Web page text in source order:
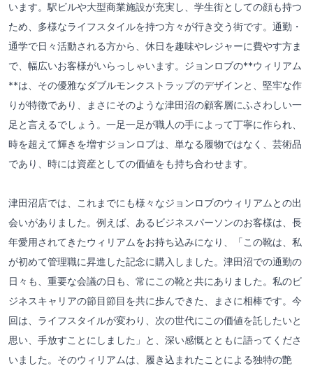
います。駅ビルや大型商業施設が充実し、学生街としての顔も持つ
ため、多様なライフスタイルを持つ方々が行き交う街です。通勤・
通学で日々活動される方から、休日を趣味やレジャーに費やす方ま
で、幅広いお客様がいらっしゃいます。ジョンロブの**ウィリアム
**は、その優雅なダブルモンクストラップのデザインと、堅牢な作
りが特徴であり、まさにそのような津田沼の顧客層にふさわしい一
足と言えるでしょう。一足一足が職人の手によって丁寧に作られ、
時を超えて輝きを増すジョンロブは、単なる履物ではなく、芸術品
であり、時には資産としての価値をも持ち合わせます。
津田沼店では、これまでにも様々なジョンロブのウィリアムとの出
会いがありました。例えば、あるビジネスパーソンのお客様は、長
年愛用されてきたウィリアムをお持ち込みになり、「この靴は、私
が初めて管理職に昇進した記念に購入しました。津田沼での通勤の
日々も、重要な会議の日も、常にこの靴と共にありました。私のビ
ジネスキャリアの節目節目を共に歩んできた、まさに相棒です。今
回は、ライフスタイルが変わり、次の世代にこの価値を託したいと
思い、手放すことにしました」と、深い感慨とともに語ってくださ
いました。そのウィリアムは、履き込まれたことによる独特の艶